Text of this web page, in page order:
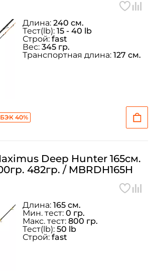
40%
Длина: 240 см.
Тeст(lb): 15 - 40 lb
Строй: fast
Вес: 345 гр.
Транспортная длина: 127 см.
Deep Hunter 165см.
max-50lb./800гр. 482гр. / MBRDH165H
Длина: 165 см.
Мин. тест: 0 гр.
Макс. тест: 800 гр.
Тeст(lb): 50 lb
Строй: fast